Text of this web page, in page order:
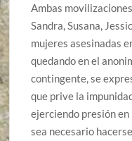
Ambas
Sandra, Susana,
mujeres asesinadas
quedando en el
contingente, se
que prive la
ejerciendo presión en
sea necesario